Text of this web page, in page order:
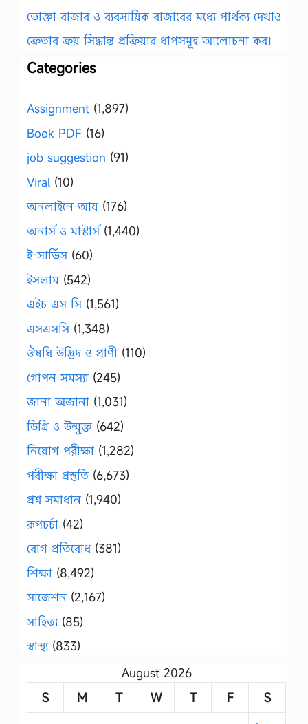
ভোক্তা বাজার ও ব্যবসায়িক বাজারের মধ্যে পার্থক্য দেখাও
ক্রেতার ক্রয় সিদ্ধান্ত প্রক্রিয়ার ধাপসমূহ আলোচনা কর।
Categories
Assignment (1,897)
Book PDF (16)
job suggestion (91)
Viral (10)
অনলাইনে আয় (176)
অনার্স ও মাস্টার্স(1,440)
ই-সার্ভিস(60)
ইসলাম(542)
এইচ এস সি(1,561)
এসএসসি(1,348)
ঔষধি উদ্ভিদ ও প্রাণী (110)
গোপন সমস্যা (245)
জানা অজানা (1,031)
ডিগ্রি ও উন্মুক্ত (642)
নিয়োগ পরীক্ষা (1,282)
পরীক্ষা প্রস্তুতি (6,673)
প্রশ্ন সমাধান (1,940)
রূপচর্চা (42)
রোগ প্রতিরোধ(381)
শিক্ষা (8,492)
সাজেশন (2,167)
সাহিত্য(85)
স্বাস্থ্য(833)
August 2026
S
M T W T F
S